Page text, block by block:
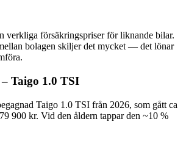
verkliga försäkringspriser för liknande bilar.
bolagen skiljer det mycket — det lönar
– Taigo 1.0 TSI
Taigo 1.0 TSI från 2026, som gått ca
900 kr. Vid den åldern tappar den ~10 %